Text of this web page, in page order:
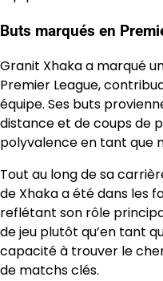
Buts marqués en
Granit Xhaka a marqué
Premier League,
équipe. Ses buts
distance et de coups de
polyvalence en tant que
Tout au long de sa
de Xhaka a été dans les
reflétant son rôle
de jeu plutôt qu’en tant
capacité à trouver le
de matchs clés.